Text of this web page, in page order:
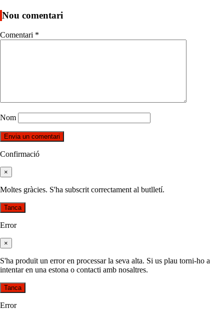
Nou comentari
Comentari *
Nom
Confirmació
×
Moltes gràcies. S'ha subscrit correctament al butlletí.
Tanca
Error
×
S'ha produït un error en processar la seva alta. Si us plau torni-ho a
intentar en una estona o contacti amb nosaltres.
Tanca
Error